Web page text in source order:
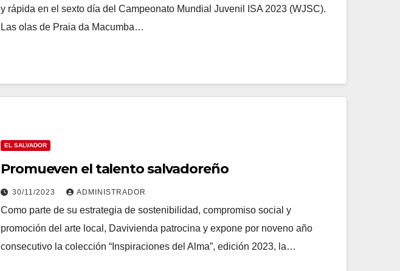
y rápida en el sexto día del Campeonato Mundial Juvenil ISA 2023 (WJSC).
Las olas de Praia da Macumba…
EL SALVADOR
Promueven el talento salvadoreño
30/11/2023 ADMINISTRADOR
Como parte de su estrategia de sostenibilidad, compromiso social y
promoción del arte local, Davivienda patrocina y expone por noveno año
consecutivo la colección “Inspiraciones del Alma”, edición 2023, la…